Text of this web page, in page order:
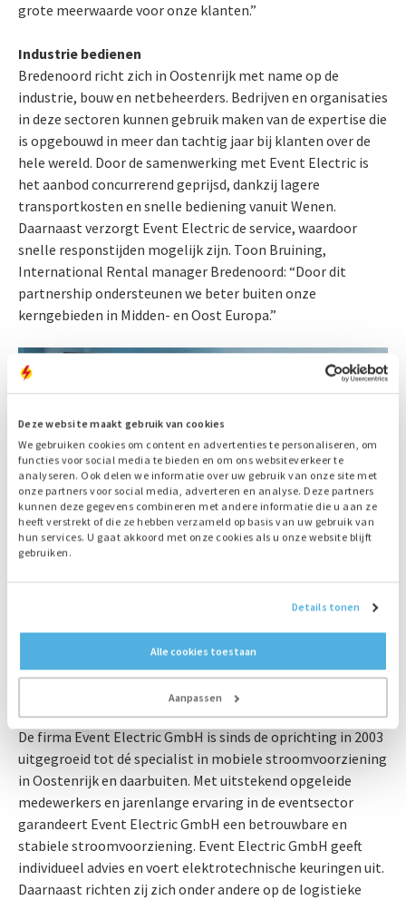
Deze website maakt gebruik van cookies
We gebruiken cookies om content en advertenties te personaliseren, om
functies voor social media te bieden en om ons websiteverkeer te
analyseren. Ook delen we informatie over uw gebruik van onze site met
onze partners voor social media, adverteren en analyse. Deze partners
kunnen deze gegevens combineren met andere informatie die u aan ze
heeft verstrekt of die ze hebben verzameld op basis van uw gebruik van
hun services. U gaat akkoord met onze cookies als u onze website blijft
gebruiken.
Details tonen
Alle cookies toestaan
Aanpassen
grote meerwaarde voor onze klanten.”
Industrie bedienen
Bredenoord richt zich in Oostenrijk met name op de
industrie, bouw en netbeheerders. Bedrijven en organisaties
in deze sectoren kunnen gebruik maken van de expertise die
is opgebouwd in meer dan tachtig jaar bij klanten over de
hele wereld. Door de samenwerking met Event Electric is
het aanbod concurrerend geprijsd, dankzij lagere
transportkosten en snelle bediening vanuit Wenen.
Daarnaast verzorgt Event Electric de service, waardoor
snelle responstijden mogelijk zijn. Toon Bruining,
International Rental manager Bredenoord: “Door dit
partnership ondersteunen we beter buiten onze
kerngebieden in Midden- en Oost Europa.”
Op de foto van links naar rechts, staand: Toon Bruining en Jans Havinga en
zittend: Georg Bornett, Jaap Fluit en Andreas Kohl
Over Event Electric
De firma Event Electric GmbH is sinds de oprichting in 2003
uitgegroeid tot dé specialist in mobiele stroomvoorziening
in Oostenrijk en daarbuiten. Met uitstekend opgeleide
medewerkers en jarenlange ervaring in de eventsector
garandeert Event Electric GmbH een betrouwbare en
stabiele stroomvoorziening. Event Electric GmbH geeft
individueel advies en voert elektrotechnische keuringen uit.
Daarnaast richten zij zich onder andere op de logistieke